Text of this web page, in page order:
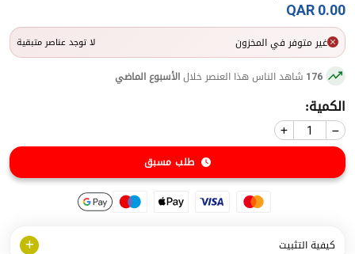
0.00 QAR
غير متوفر في المخزون لا توجد عناصر متبقية
176 شاهد الناس هذا العنصر خلالالأسبوع الماضي
الكمية:
طلب مسبق
كيفية التثبيت